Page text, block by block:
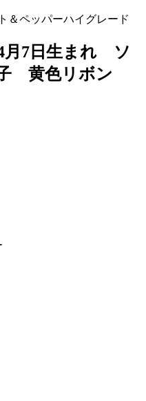
＆ペッパーハイグレード
7日生まれ ソ
黄色リボン